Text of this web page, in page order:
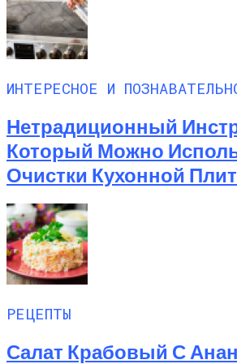
ИНТЕРЕСНОЕ И
Нетрадиционный
Который Можно
Очистки Кухонной
РЕЦЕПТЫ
Салат Крабовый С